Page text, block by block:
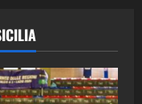
29^ Puntata
2026)